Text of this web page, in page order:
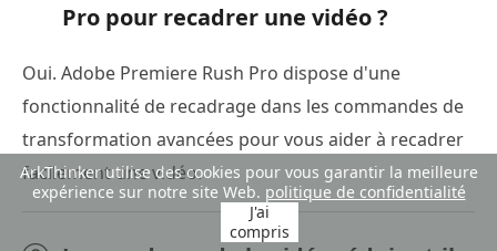
Pro pour recadrer une vidéo ?
Oui. Adobe Premiere Rush Pro dispose d'une
fonctionnalité de recadrage dans les commandes de
transformation avancées pour vous aider à recadrer
facilement une vidéo.
ArkThinker utilise des cookies pour vous garantir la meilleure
expérience sur notre site Web. politique de confidentialité
J'ai
compris